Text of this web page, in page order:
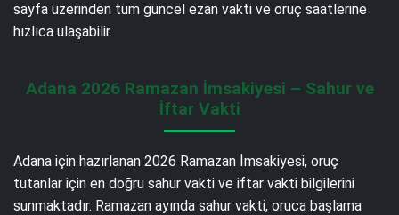
sayfa üzerinden tüm güncel ezan vakti ve oruç saatlerine
hızlıca ulaşabilir.
Adana 2026 Ramazan İmsakiyesi – Sahur ve
İftar Vakti
Adana için hazırlanan 2026 Ramazan İmsakiyesi, oruç
tutanlar için en doğru sahur vakti ve iftar vakti bilgilerini
sunmaktadır. Ramazan ayında sahur vakti, oruca başlama